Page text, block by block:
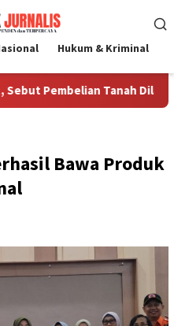
Hukum & Kriminal
Tanah Dilakukan
Bawa Produk